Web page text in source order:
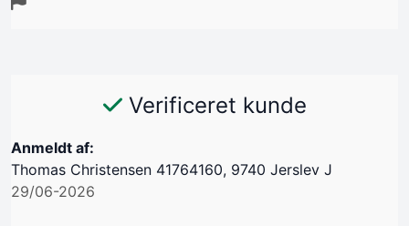
Verificeret kunde
Anmeldt af:
Thomas Christensen 41764160, 9740 Jerslev J
29/06-2026